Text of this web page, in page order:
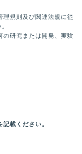
理規則及び関連法規に従
の研究または開発、実験
載ください。